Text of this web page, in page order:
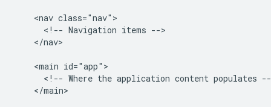
    <nav class="nav">
      <!-- Navigation items -->
    </nav>
    <main id="app">
<!-- Where the application content populates
    </main>